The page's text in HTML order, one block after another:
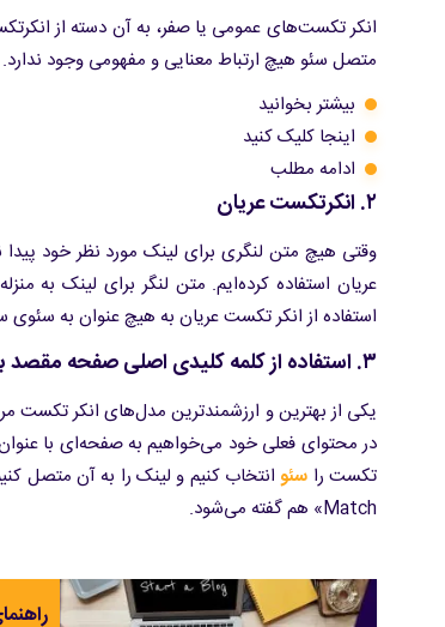
انکر تکست‌های عمومی یا صفر، به آن دسته از
متصل سئو هیچ ارتباط معنایی و مفهومی وجود
بیشتر بخوانید
اینجا کلیک کنید
ادامه مطلب
۲. انکرتکست عریان
وقتی هیچ متن لنگری برای لینک مورد نظر خود
عریان استفاده کرده‌ایم. متن لنگر برای لینک به
استفاده از انکر تکست عریان به هیچ عنوان به
۳. استفاده از کلمه کلیدی اصلی صفحه مقصد به عنوان انکرتکست
یکی از بهترین و ارزشمندترین مدل‌های انکر تکست
در محتوای فعلی خود می‌خواهیم به صفحه‌ای با
تکست را سئو
Match» هم گفته می‌شود.